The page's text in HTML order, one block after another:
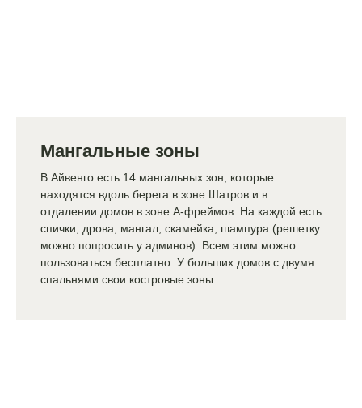
Мангальные зоны
В Айвенго есть 14 мангальных зон, которые
находятся вдоль берега в зоне Шатров и в
отдалении домов в зоне А-фреймов. На каждой есть
спички, дрова, мангал, скамейка, шампура (решетку
можно попросить у админов). Всем этим можно
пользоваться бесплатно. У больших домов с двумя
спальнями свои костровые зоны.